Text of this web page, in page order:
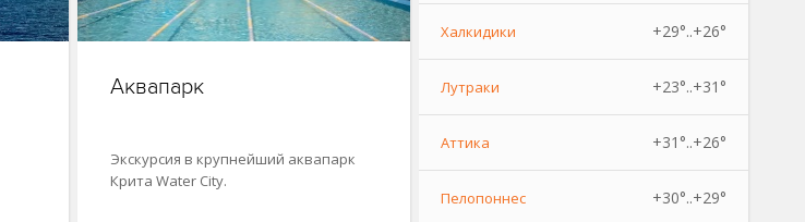
Аквапарк
Экскурсия в крупнейший аквапарк
Крита Water City.
Халкидики +29°..+26°
Лутраки +23°..+31°
Аттика +31°..+26°
Пелопоннес +30°..+29°